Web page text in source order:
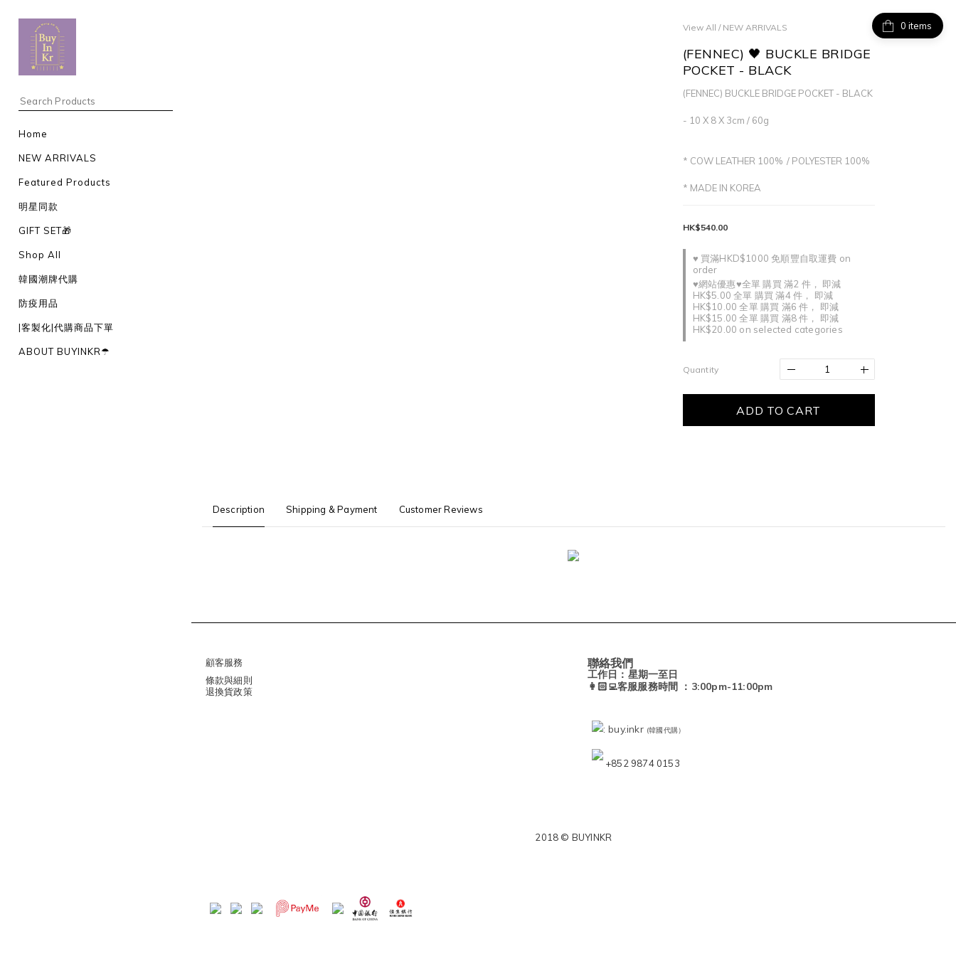
Home
NEW ARRIVALS
Featured Products
明星同款
GIFT SET🎁
Shop All
韓國潮牌代購
防疫用品
|客製化|代購商品下單
ABOUT BUYINKR☂︎
items
View All / NEW ARRIVALS
(FENNEC) 🖤 BUCKLE BRIDGE
POCKET - BLACK
(FENNEC) BUCKLE BRIDGE POCKET - BLACK
- 10 X 8 X 3cm / 60g
* COW LEATHER 100%  / POLYESTER 100%
* MADE IN KOREA
♥ 買滿HKD$1000 免順豐自取運費 on
order
♥網站優惠♥全單 購買 滿2 件， 即減
HK$5.00 全單 購買 滿4 件， 即減
HK$10.00 全單 購買 滿6 件， 即減
HK$15.00 全單 購買 滿8 件， 即減
HK$20.00 on selected categories
HK$540.00
Quantity
ADD TO CART
Description Shipping & Payment Customer Reviews
顧客服務
條款與細則
退換貨政策
聯絡我們
工作日：星期一至日
👩🏻‍💻客服服務時間 ：3:00pm-11:00pm
: buy.inkr (韓國代購）
+852 9874 0153
2018 © BUYINKR